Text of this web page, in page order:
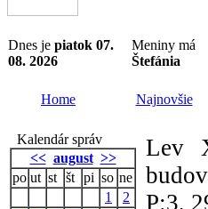
Dnes je piatok 07.
08. 2026
Meniny má
Štefánia
Home Najnovšie
Kalendár správ
<< august >>
po ut st št pi so ne
1
2
Lev
P:3,